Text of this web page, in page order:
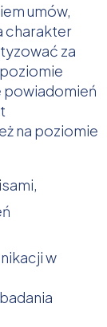
umów,
charakter
za
powiadomień
na poziomie
w